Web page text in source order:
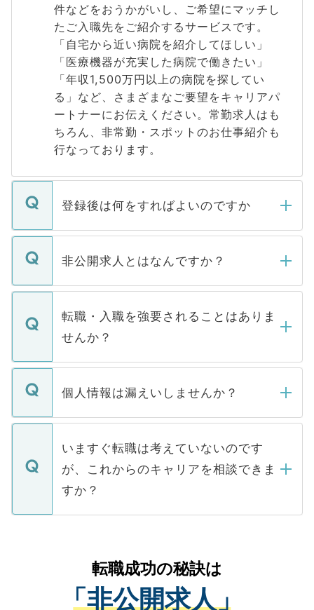
件などをおうかがいし、ご希望にマッチし
たご入職先をご紹介するサービスです。
「自宅から近い病院を紹介してほしい」
「医療機器が充実した病院で働きたい」
「年収1,500万円以上の病院を探してい
る」など、さまざまなご要望をキャリアパ
ートナーにお伝えください。常勤求人はも
ちろん、非常勤・スポットのお仕事紹介も
行なっております。
登録後は何をすればよいのですか
ご登録いただきましたら、弊社担当者がご
登録内容を確認し、その後メールもしくは
ます。通常、5営業日以内にはご連絡をせて
いただきますので、しばらくお待ちくださ
非公開求人とはなんですか？
マイナビDOCTORで取り扱っている求人の
うち約3割は、Webサイトからご覧いただ
けない「非公開求人」です。非公開求人は
下記の理由によって、一般には公開してい
ません。
■応募殺到を避けるため 人気のある医療機
関を公にしてしまうと、応募が殺到する場
に、医療機関が求める条件に合った人材の
みを人材紹介会社に依頼するケースが増え
ています。
転職・入職を強要されることはありま
せんか？
転職・入職を強要することは一切ありませ
ん。また、仮に応募先から内定をいただい
定を承諾する必要はありません。内定先へ
の辞退の連絡はキャリアパートナーが行い
個人情報は漏えいしませんか？
個人情報が漏えいすることはありませんの
で、ご安心ください。当サイトからの登録
などで収集したご登録者様の個人情報は、
ご本人のキャリアアップおよび転職活動の
支援を目的に使用いたします。お預かりし
ているすべての個人データはご本人の許可
は、個人情報の取り扱いについての厳密な
管理基準を満たした事業者のみに付与され
る、プライバシーマークを取得済みです。
いますぐ転職は考えていないのです
が、これからのキャリアを相談できま
すか？
かがいして、現在の医療機関の状況や紹介
経験をまじえながら、適切なアドバイスを
させていただきます。すぐにご転職をされ
転職成功の秘訣は
「非公開求人」